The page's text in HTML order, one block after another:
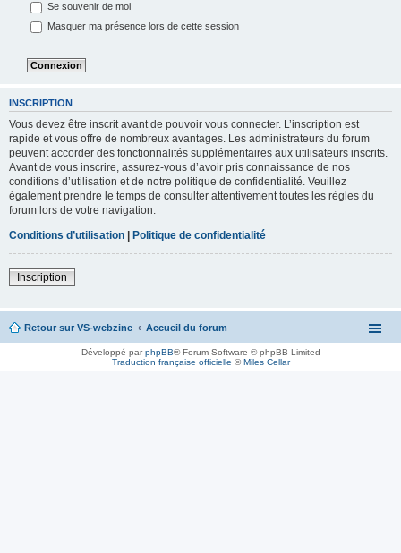
Se souvenir de moi
Masquer ma présence lors de cette session
INSCRIPTION
Vous devez être inscrit avant de pouvoir vous connecter. L’inscription est
rapide et vous offre de nombreux avantages. Les administrateurs du forum
peuvent accorder des fonctionnalités supplémentaires aux utilisateurs inscrits.
Avant de vous inscrire, assurez-vous d’avoir pris connaissance de nos
conditions d’utilisation et de notre politique de confidentialité. Veuillez
également prendre le temps de consulter attentivement toutes les règles du
forum lors de votre navigation.
Conditions d’utilisation | Politique de confidentialité
Inscription
Retour sur VS-webzine Accueil du forum
Développé parphpBB® Forum Software © phpBB Limited
Traduction française officielle ©Miles Cellar